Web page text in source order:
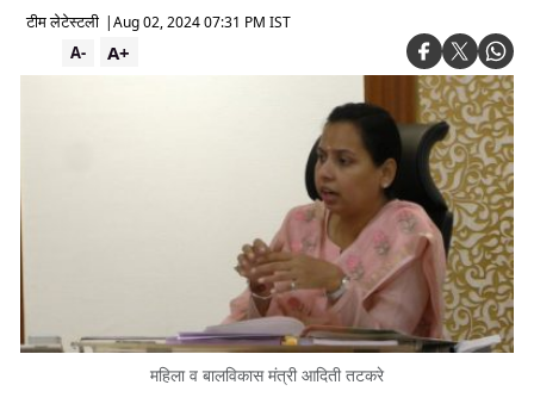
टीम लेटेस्टली |Aug 02, 2024 07:31 PM IST
A+
A-
महिला व बालविकास मंत्री आदिती तटकरे